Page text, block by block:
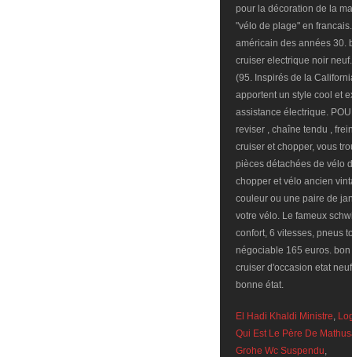
El Hadi Khaldi Ministre,
Qui Est Le Père De
Grohe Wc Suspendu,